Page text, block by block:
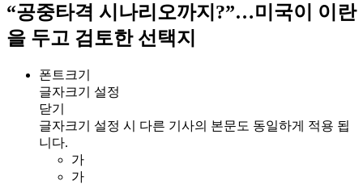
“공중타격 시나리오까지?”…미국이 이란
을 두고 검토한 선택지
폰트크기
글자크기 설정
닫기
글자크기 설정 시 다른 기사의 본문도 동일하게 적용 됩
니다.
가
가